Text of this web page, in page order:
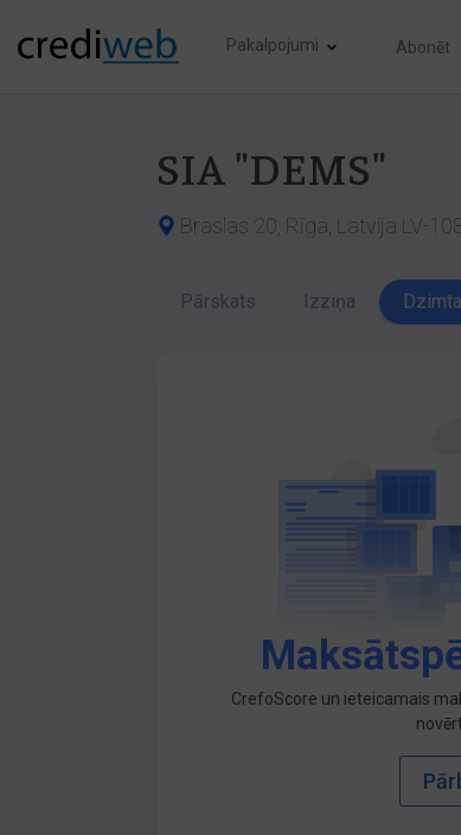
Pakalpojumi Abonēt
SIA "DEMS"
Braslas 20, Rīga, Latvija LV-
Pārskats Izziņa
CrefoScore un ieteicamais